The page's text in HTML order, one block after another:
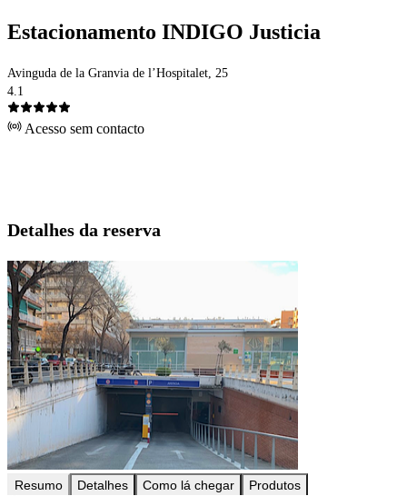
Estacionamento INDIGO Justicia
Avinguda de la Granvia de l’Hospitalet, 25
4.1
Acesso sem contacto
Detalhes da reserva
Resumo Detalhes Como lá chegar Produtos